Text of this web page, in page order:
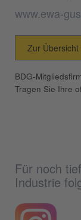
www.ewa-
Zur Übersicht
BDG-
Tragen Sie Ihre
Für noch
Industrie